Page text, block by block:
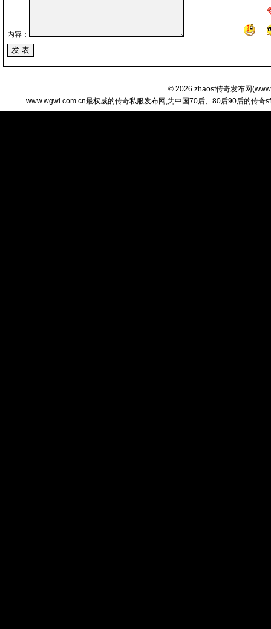
内容：
© 2026 zhaosf传奇发布网(
www.wgwl.com.cn最权威的传奇私服发布网,为中国70后、80后90后的传